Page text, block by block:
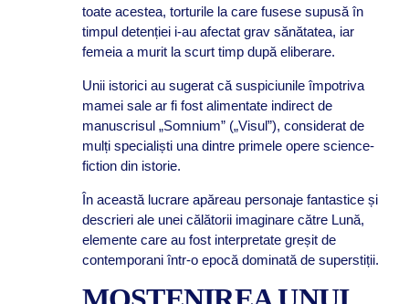
toate acestea, torturile la care fusese supusă în
timpul detenției i-au afectat grav sănătatea, iar
femeia a murit la scurt timp după eliberare.
Unii istorici au sugerat că suspiciunile împotriva
mamei sale ar fi fost alimentate indirect de
manuscrisul „Somnium” („Visul”), considerat de
mulți specialiști una dintre primele opere science-
fiction din istorie.
În această lucrare apăreau personaje fantastice și
descrieri ale unei călătorii imaginare către Lună,
elemente care au fost interpretate greșit de
contemporani într-o epocă dominată de superstiții.